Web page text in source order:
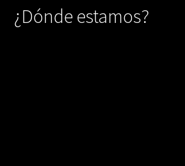
¿Dónde estamos?